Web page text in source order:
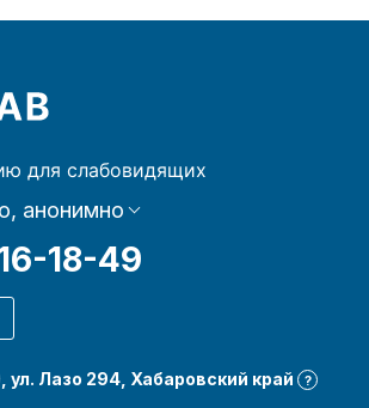
для слабовидящих
анонимно
18-49
ул. Лазо 294, Хабаровский край ?